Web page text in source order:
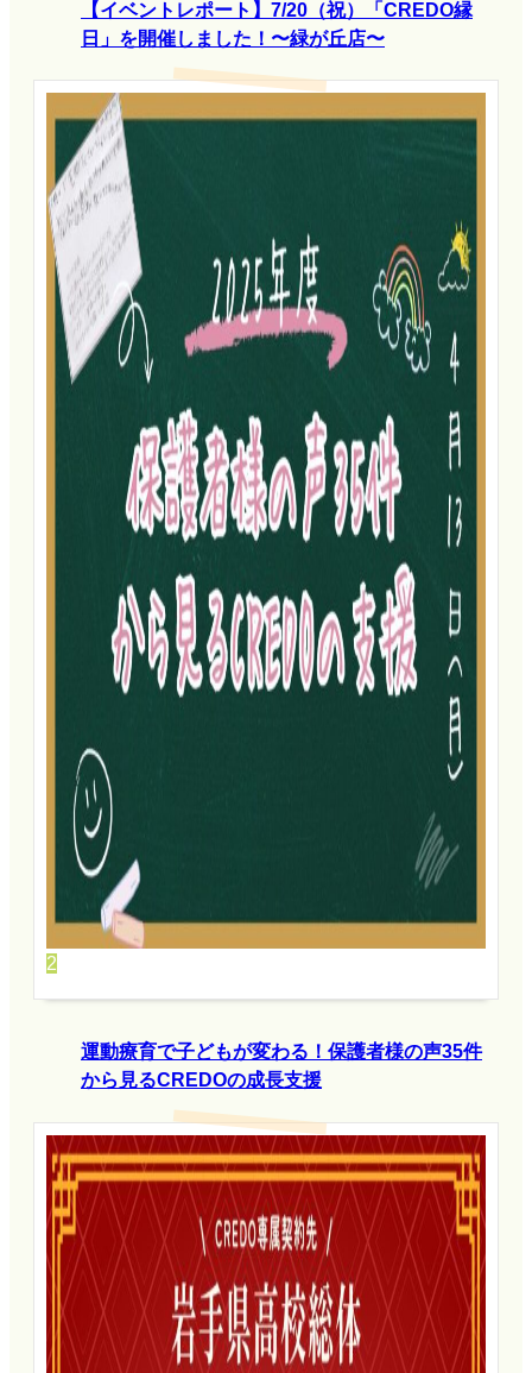
【イベントレポート】7/20（祝）「CREDO縁
日」を開催しました！〜緑が丘店〜
2
運動療育で子どもが変わる！保護者様の声35件
から見るCREDOの成長支援